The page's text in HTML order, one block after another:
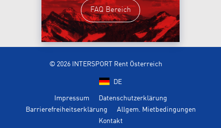
FAQ Bereich
© 2026 INTERSPORT Rent Österreich
DE
Impressum
Datenschutzerklärung
Barrierefreiheitserklärung
Allgem. Mietbedingungen
Kontakt